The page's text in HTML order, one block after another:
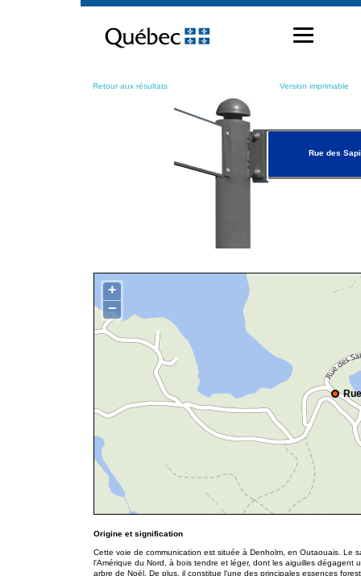
contenu
Retour aux résultats Version imprimable
Rue des
+
−
Origine et signification
Cette voie de communication est située à Denholm, en Outaouais. Le
l'Amérique du Nord, à bois tendre et léger, dont les aiguilles dégagent
arbre de Noël . De plus, il constitue l'une des principales essences